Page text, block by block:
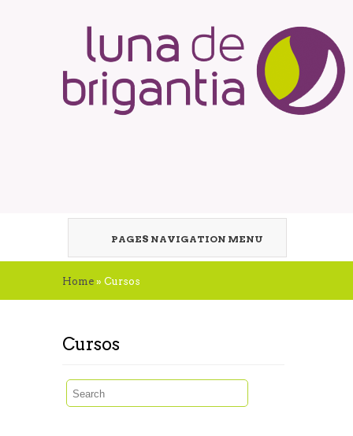
PAGES NAVIGATION MENU
Home » Cursos
Cursos